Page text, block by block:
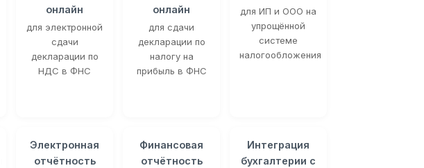
онлайн
для электронной
сдачи
декларации по
НДС в ФНС
онлайн
для сдачи
декларации по
налогу на
прибыль в ФНС
для ИП и ООО на
упрощённой
системе
налогообложения
Электронная
отчётность
Финансовая
отчётность
Интеграция
бухгалтерии с